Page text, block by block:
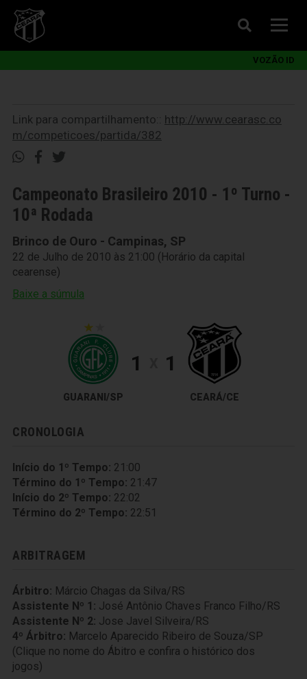
VOZÃO ID
Link para compartilhamento:: http://www.cearasc.co
m/competicoes/partida/382
Campeonato Brasileiro 2010 - 1º Turno -
10ª Rodada
Brinco de Ouro - Campinas, SP
22 de Julho de 2010 às 21:00 (Horário da capital
cearense)
Baixe a súmula
GUARANI/SP
1 1
CEARÁ/CE
CRONOLOGIA
Início do 1º Tempo: 21:00
Término do 1º Tempo: 21:47
Início do 2º Tempo: 22:02
Término do 2º Tempo: 22:51
ARBITRAGEM
Árbitro: Márcio Chagas da Silva/RS
Assistente Nº 1: José Antônio Chaves Franco Filho/RS
Assistente Nº 2: Jose Javel Silveira/RS
4º Árbitro: Marcelo Aparecido Ribeiro de Souza/SP
(Clique no nome do Ábitro e confira o histórico dos
jogos)